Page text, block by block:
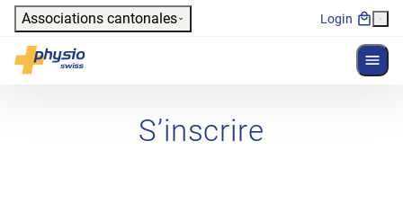
Header
Associations cantonales Login
Physioswiss
Navigation principale
S’inscrire